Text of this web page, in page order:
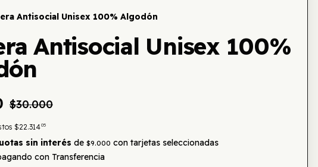
Antisocial Unisex 100% Algodón
Antisocial Unisex 100%
$30.000
$22.31405
sin interés de $9.000 con tarjetas seleccionadas
con Transferencia